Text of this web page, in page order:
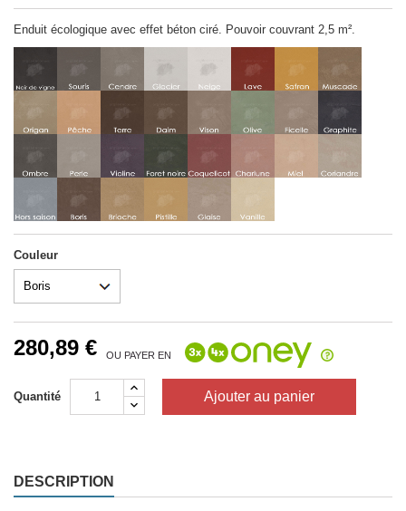
Enduit écologique avec effet béton ciré. Pouvoir couvrant 2,5 m².
Couleur
280,89 € OU PAYER EN
Quantité Ajouter au panier
DESCRIPTION